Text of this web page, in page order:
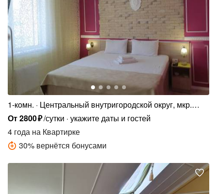
1-комн.
Центральный внутригородской округ, мкр.
Центральный, ул. Будённого, 129
От2800₽/сутки укажите даты и гостей
4 года на Квартирке
30% вернётся бонусами